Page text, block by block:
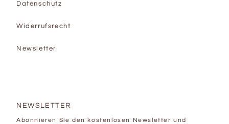
Datenschutz
Widerrufsrecht
Newsletter
NEWSLETTER
Abonnieren Sie den kostenlosen Newsletter und